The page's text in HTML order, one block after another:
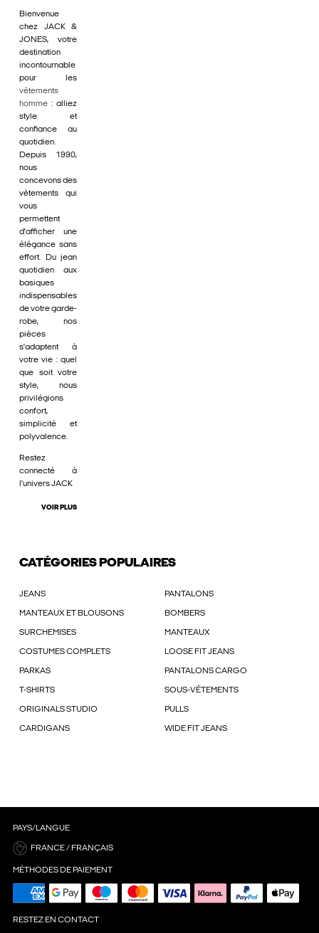
Bienvenue
chez JACK &
JONES, votre
destination
incontournable
pour les
vêtements
homme : alliez
style et
confiance au
quotidien.
Depuis 1990,
nous
concevons des
vêtements qui
vous
permettent
d'afficher une
élégance sans
effort. Du jean
quotidien aux
basiques
indispensables
de votre garde-
robe, nos
pièces
s'adaptent à
votre vie : quel
que soit votre
style, nous
privilégions
confort,
simplicité et
polyvalence.
Restez
connecté à
l'univers JACK
VOIR PLUS
CATÉGORIES POPULAIRES
JEANS PANTALONS
MANTEAUX ET BLOUSONS BOMBERS
SURCHEMISES MANTEAUX
COSTUMES COMPLETS LOOSE FIT JEANS
PARKAS PANTALONS CARGO
T-SHIRTS SOUS-VÊTEMENTS
ORIGINALS STUDIO PULLS
CARDIGANS WIDE FIT JEANS
PAYS/LANGUE
FRANCE / FRANÇAIS
MÉTHODES DE PAIEMENT
RESTEZ EN CONTACT